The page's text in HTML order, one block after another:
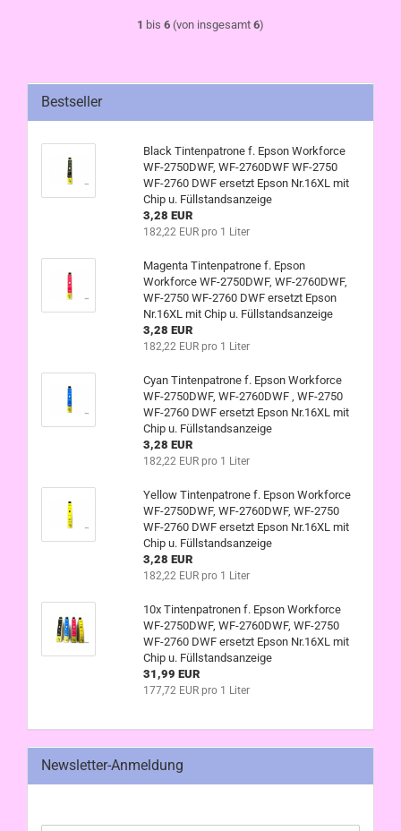
1 bis 6 (von insgesamt 6)
Bestseller
Black Tintenpatrone f. Epson Workforce
WF-2750DWF, WF-2760DWF WF-2750
WF-2760 DWF ersetzt Epson Nr.16XL mit
Chip u. Füllstandsanzeige
3,28 EUR
182,22 EUR pro 1 Liter
Magenta Tintenpatrone f. Epson
Workforce WF-2750DWF, WF-2760DWF,
WF-2750 WF-2760 DWF ersetzt Epson
Nr.16XL mit Chip u. Füllstandsanzeige
3,28 EUR
182,22 EUR pro 1 Liter
Cyan Tintenpatrone f. Epson Workforce
WF-2750DWF, WF-2760DWF , WF-2750
WF-2760 DWF ersetzt Epson Nr.16XL mit
Chip u. Füllstandsanzeige
3,28 EUR
182,22 EUR pro 1 Liter
Yellow Tintenpatrone f. Epson Workforce
WF-2750DWF, WF-2760DWF, WF-2750
WF-2760 DWF ersetzt Epson Nr.16XL mit
Chip u. Füllstandsanzeige
3,28 EUR
182,22 EUR pro 1 Liter
10x Tintenpatronen f. Epson Workforce
WF-2750DWF, WF-2760DWF, WF-2750
WF-2760 DWF ersetzt Epson Nr.16XL mit
Chip u. Füllstandsanzeige
31,99 EUR
177,72 EUR pro 1 Liter
Newsletter-Anmeldung